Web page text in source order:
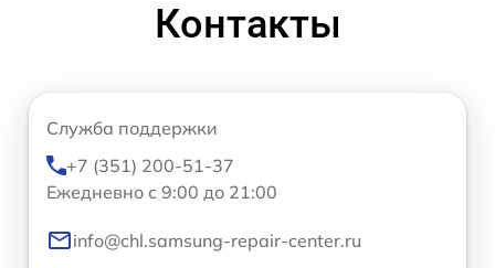
Контакты
Служба поддержки
+7 (351) 200-51-37
Ежедневно с 9:00 до 21:00
info@chl.samsung-repair-center.ru